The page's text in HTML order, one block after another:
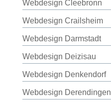
Webdesign Cleebronn
Webdesign Crailsheim
Webdesign Darmstadt
Webdesign Deizisau
Webdesign Denkendorf
Webdesign Derendingen